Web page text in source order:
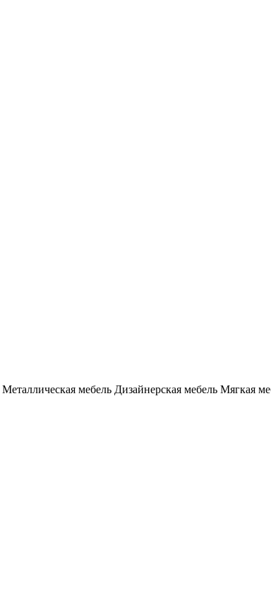
Металлическая мебель Дизайнерская мебель Мягкая